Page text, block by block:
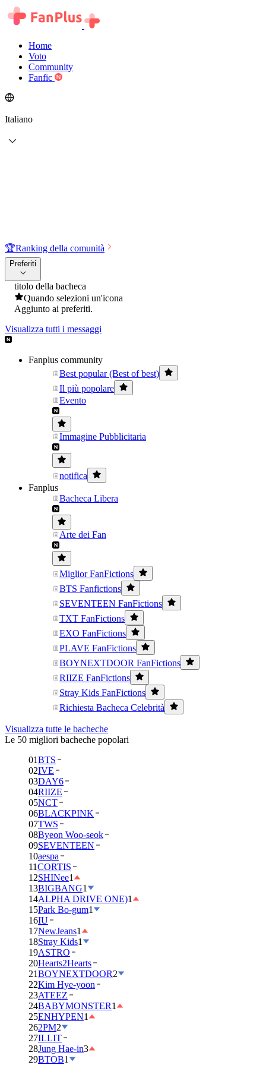
Home
Voto
Community
Fanfic
Italiano
🏆Ranking della comunità
Preferiti
titolo della bacheca
Quando selezioni un'icona
Aggiunto ai preferiti.
Visualizza tutti i messaggi
Fanplus community
Best popular (Best of best)
Il più popolare
Evento
Immagine Pubblicitaria
notifica
Fanplus
Bacheca Libera
Arte dei Fan
Miglior FanFictions
BTS Fanfictions
SEVENTEEN FanFictions
TXT FanFictions
EXO FanFictions
PLAVE FanFictions
BOYNEXTDOOR FanFictions
RIIZE FanFictions
Stray Kids FanFictions
Richiesta Bacheca Celebrità
Visualizza tutte le bacheche
Le 50 migliori bacheche popolari
01BTS
02IVE
03DAY6
04RIIZE
05NCT
06BLACKPINK
07TWS
08Byeon Woo-seok
09SEVENTEEN
10aespa
11CORTIS
12SHINee1
13BIGBANG1
14ALPHA DRIVE ONE)1
15Park Bo-gum1
16IU
17NewJeans1
18Stray Kids1
19ASTRO
20Hearts2Hearts
21BOYNEXTDOOR2
22Kim Hye-yoon
23ATEEZ
24BABYMONSTER1
25ENHYPEN1
262PM2
27ILLIT
28Jung Hae-in3
29BTOB1